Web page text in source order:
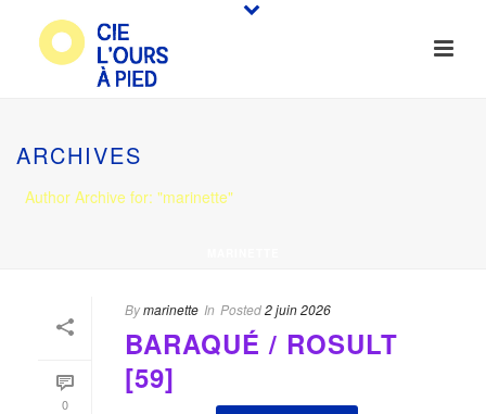
ARCHIVES
Author Archive for: "marinette"
0
Bymarinette In Posted2 juin 2026
BARAQUÉ / ROSULT
[59]